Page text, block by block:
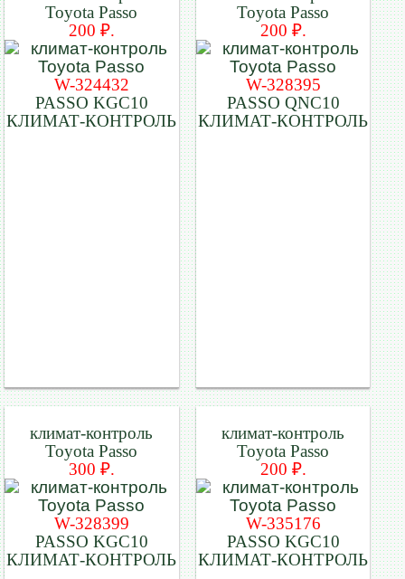
Toyota Passo
200 ₽.
W-324432
PASSO KGC10
КЛИМАТ-КОНТРОЛЬ
Toyota Passo
200 ₽.
W-328395
PASSO QNC10
КЛИМАТ-КОНТРОЛЬ
климат-контроль
Toyota Passo
300 ₽.
W-328399
PASSO KGC10
КЛИМАТ-КОНТРОЛЬ
климат-контроль
Toyota Passo
200 ₽.
W-335176
PASSO KGC10
КЛИМАТ-КОНТРОЛЬ